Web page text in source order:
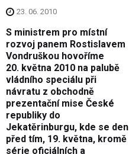
23. 06. 2010
S ministrem pro místní
rozvoj panem Rostislavem
Vondruškou hovoříme
20. května 2010 na palubě
vládního speciálu při
návratu z obchodně
prezentační mise České
republiky do
Jekatěrinburgu, kde se den
před tím, 19. května, kromě
série oficiálních a